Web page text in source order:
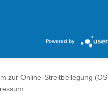
a Umsatzsteuergesetz:
zur Online-Streitbeilegung
Powered by